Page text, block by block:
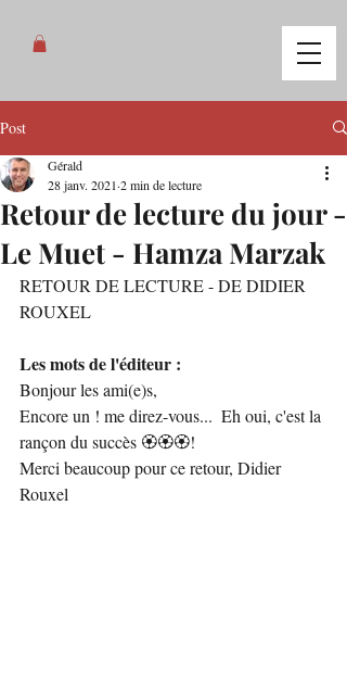
Post
Retour de lecture du jour -
Le Muet - Hamza Marzak
Gérald
28 janv. 2021 2 min de lecture
RETOUR DE LECTURE - DE DIDIER
ROUXEL
Les mots de l'éditeur :
Bonjour les ami(e)s,
Encore un ! me direz-vous...  Eh oui, c'est la
rançon du succès 🏵🏵🏵!
Merci beaucoup pour ce retour, Didier
Rouxel